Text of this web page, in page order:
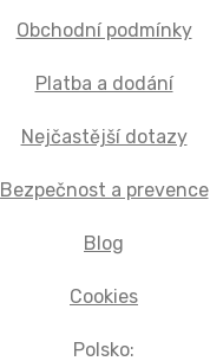
Obchodní podmínky
Platba a dodání
Nejčastější dotazy
Bezpečnost a prevence
Blog
Cookies
Polsko: